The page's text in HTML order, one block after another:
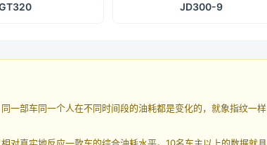
JD300-9
一部车同一个人在不同时间段的油耗都是变化的，就象指纹一